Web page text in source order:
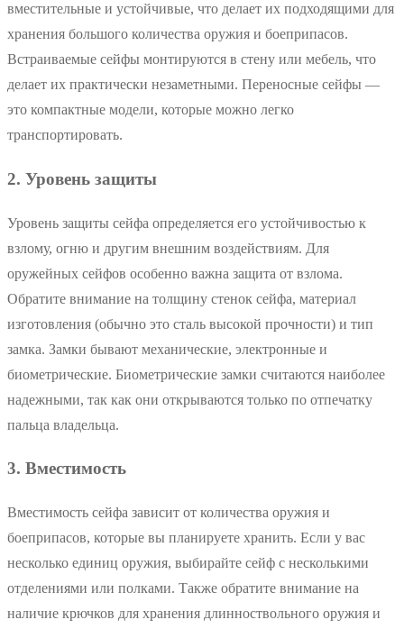
вместительные и устойчивые, что делает их подходящими для
хранения большого количества оружия и боеприпасов.
Встраиваемые сейфы монтируются в стену или мебель, что
делает их практически незаметными. Переносные сейфы —
это компактные модели, которые можно легко
транспортировать.
2. Уровень защиты
Уровень защиты сейфа определяется его устойчивостью к
взлому, огню и другим внешним воздействиям. Для
оружейных сейфов особенно важна защита от взлома.
Обратите внимание на толщину стенок сейфа, материал
изготовления (обычно это сталь высокой прочности) и тип
замка. Замки бывают механические, электронные и
биометрические. Биометрические замки считаются наиболее
надежными, так как они открываются только по отпечатку
пальца владельца.
3. Вместимость
Вместимость сейфа зависит от количества оружия и
боеприпасов, которые вы планируете хранить. Если у вас
несколько единиц оружия, выбирайте сейф с несколькими
отделениями или полками. Также обратите внимание на
наличие крючков для хранения длинноствольного оружия и